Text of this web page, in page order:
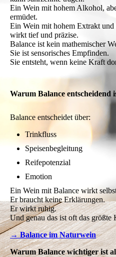
Ein Wein mit hohem Alkohol,
ermüdet.
Ein Wein mit hohem Extrakt und
wirkt tief und präzise.
Balance ist kein mathemischer
Sie ist sensorisches Empfinden.
Sie entsteht, wenn keine Kraft
Warum Balance entscheidend
Balance entscheidet über:
Trinkfluss
Speisenbegleitung
Reifepotenzial
Emotion
Ein Wein mit Balance wirkt
Er braucht keine Erklärungen.
Er wirkt ruhig.
Und genau das ist oft das größte
→ Balance im Naturwein
Warum Balance wichtiger ist